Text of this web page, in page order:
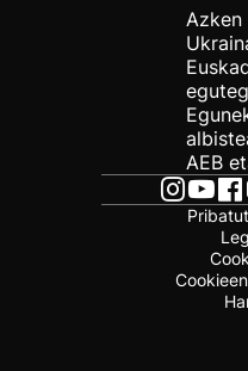
Azken
AEB